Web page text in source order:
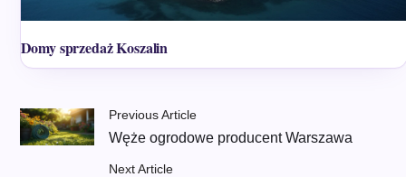
Domy sprzedaż Koszalin
Previous Article
Węże ogrodowe producent Warszawa
Next Article